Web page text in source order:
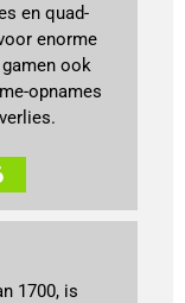
en quad-
enorme
ook
opnames
1700, is